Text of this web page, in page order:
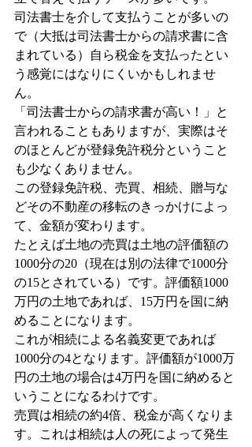
司法書士を介して支払うことが多いの
で（大抵は司法書士からの請求書に含
まれている）自ら税金を支払ったとい
う感覚にはなりにくいかもしれませ
ん。
「司法書士からの請求書が高い！」と
言われることもありますが、実際はそ
のほとんどが登録免許税分ということ
も少なくありません。
この登録免許税、売買、相続、贈与な
どその不動産の移転のきっかけによっ
て、金額が変わります。
たとえば土地の売買は土地の評価額の
1000分の20（現在は別の法律で1000分
の15とされている）です。評価額1000
万円の土地であれば、15万円を国に納
めることになります。
これが相続による名義変更であれば
1000分の4となります。評価額が1000万
円の土地の場合は4万円を国に納めると
いうことになるわけです。
売買は相続の約4倍、税金が高くなりま
す。これは相続は人の死によって発生